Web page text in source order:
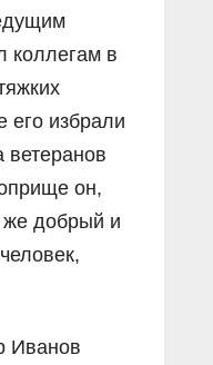
коллегам в
его избрали
ветеранов
он,
же добрый и
Иванов